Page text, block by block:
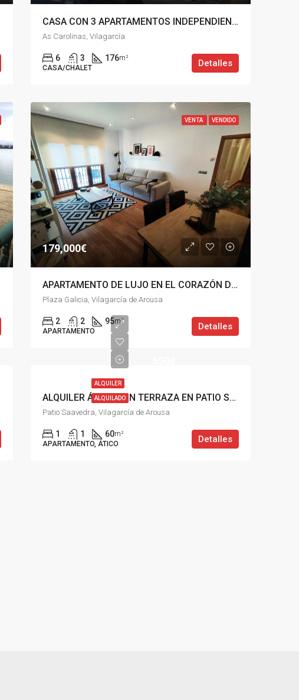
CASA CON 3 APARTAMENTOS INDEPENDIENTES EN VILAGARCIA
As Carolinas, Vilagarcía
6 3 176m²
CASA/CHALET
Detalles
VENTA VENDIDO
179,000€
APARTAMENTO DE LUJO EN EL CORAZÓN DE VILAGARCÍA DE AROUSA
Plaza Galicia, Vilagarcía de Arousa
2 2 95m²
APARTAMENTO
Detalles
ALQUILER
ALQUILADO ALQUILER ÁTICO CON TERRAZA EN PATIO SAAVEDRA, VILAGARCÍA DE AROUSA
Patio Saavedra, Vilagarcía de Arousa
1 1 60m²
APARTAMENTO, ÁTICO
Detalles